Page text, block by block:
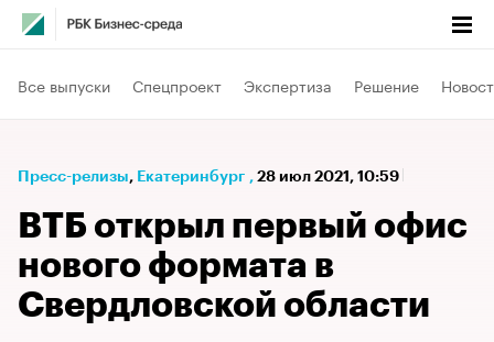
Все выпуски Спецпроект Экспертиза Решение
Пресс-релизы⁠, Екатеринбург , 28 июл 2021, 10:59
ВТБ открыл первый офис
нового формата в
Свердловской области